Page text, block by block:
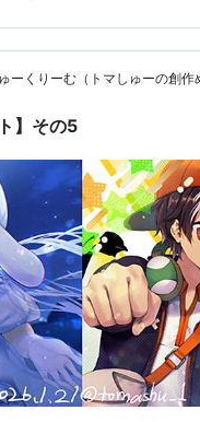
ーくりーむ（トマしゅーの創作
】その5